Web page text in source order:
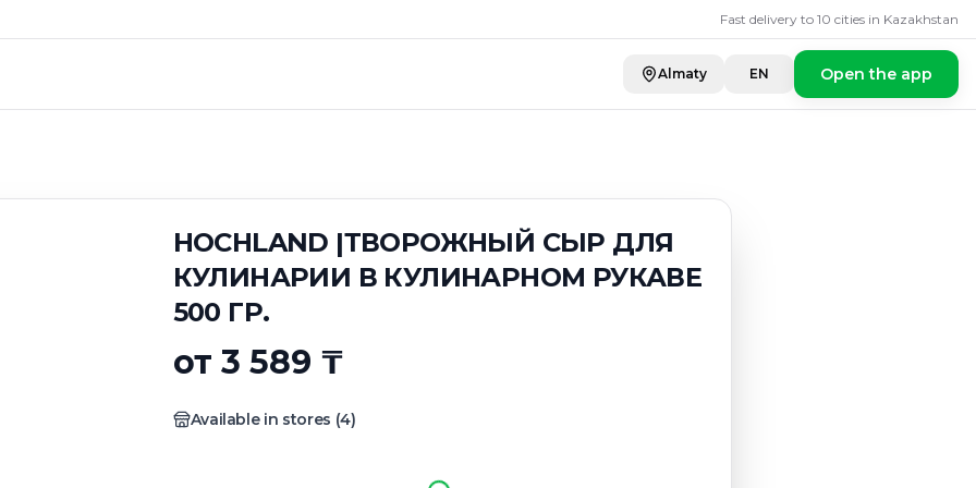
Fast delivery to 10 cities in Kazakhstan
Almaty EN Open the app
HOCHLAND |ТВОРОЖНЫЙ СЫР ДЛЯ
КУЛИНАРИИ В КУЛИНАРНОМ РУКАВЕ
500 ГР.
от 3 589 ₸
Available in stores (4)
|ТВОРОЖНЫЙ СЫР ДЛЯ